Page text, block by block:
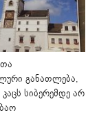
განათლება,
სიბერემდე არ